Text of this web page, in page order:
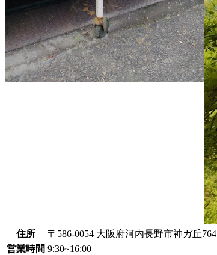
住所
〒586-0054 大阪府河内長野市神ガ丘764
営業時間 9:30~16:00